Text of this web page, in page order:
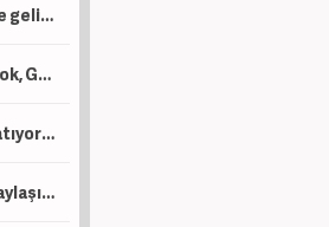
Romelu Lukaku Süper Lig'e geliyor mu? Beşiktaş ve Fenerbahçe detayı
İmzalar atıldı! Eren Derdiyok, Galatasaray'da göreve getirildi
Icardi yeni takımına imza atıyor! Ev bakmaya bile başladı
Yıldırım'ın kızı hakkında paylaşım yapan şahıs için tutuklama talebi!